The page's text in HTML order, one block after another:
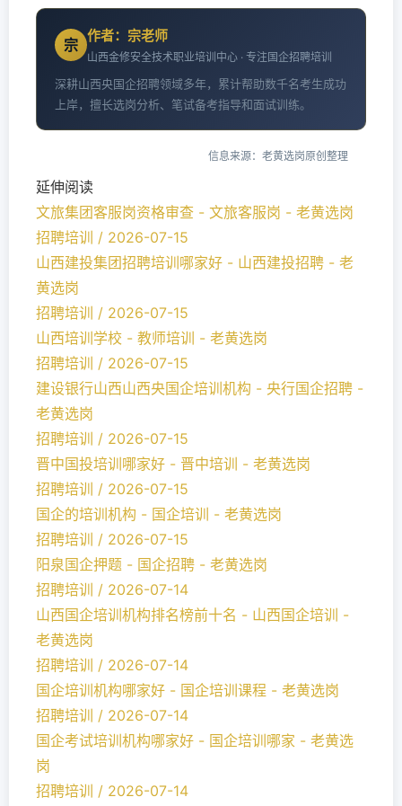
宗
作者：宗老师
山西金修安全技术职业培训中心 · 专注国企招聘培训
深耕山西央国企招聘领域多年，累计帮助数千名考生成功
上岸，擅长选岗分析、笔试备考指导和面试训练。
信息来源：老黄选岗原创整理
延伸阅读
文旅集团客服岗资格审查 - 文旅客服岗 - 老黄选岗
招聘培训 / 2026-07-15
山西建投集团招聘培训哪家好 - 山西建投招聘 - 老
黄选岗
招聘培训 / 2026-07-15
山西培训学校 - 教师培训 - 老黄选岗
招聘培训 / 2026-07-15
建设银行山西山西央国企培训机构 - 央行国企招聘 -
老黄选岗
招聘培训 / 2026-07-15
晋中国投培训哪家好 - 晋中培训 - 老黄选岗
招聘培训 / 2026-07-15
国企的培训机构 - 国企培训 - 老黄选岗
招聘培训 / 2026-07-15
阳泉国企押题 - 国企招聘 - 老黄选岗
招聘培训 / 2026-07-14
山西国企培训机构排名榜前十名 - 山西国企培训 -
老黄选岗
招聘培训 / 2026-07-14
国企培训机构哪家好 - 国企培训课程 - 老黄选岗
招聘培训 / 2026-07-14
国企考试培训机构哪家好 - 国企培训哪家 - 老黄选
岗
招聘培训 / 2026-07-14